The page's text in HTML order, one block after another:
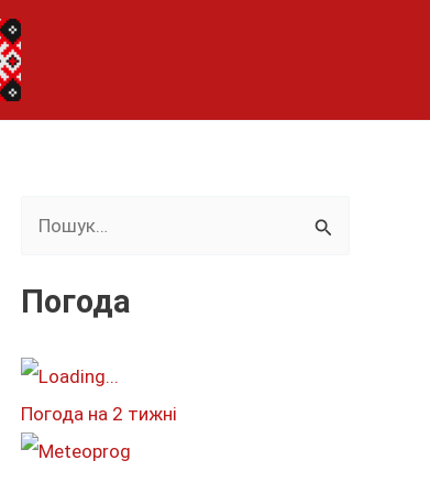
к
т
:
Погода
Погода на 2 тижні